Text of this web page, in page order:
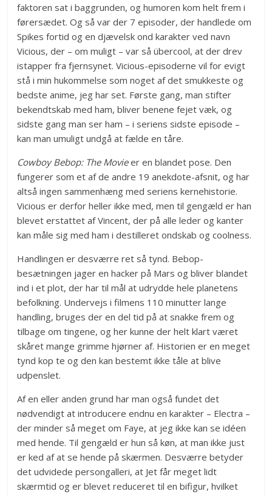
faktoren sat i baggrunden, og humoren kom helt frem i
førersædet. Og så var der 7 episoder, der handlede om
Spikes fortid og en djævelsk ond karakter ved navn
Vicious, der – om muligt – var så übercool, at der drev
istapper fra fjernsynet. Vicious-episoderne vil for evigt
stå i min hukommelse som noget af det smukkeste og
bedste anime, jeg har set. Første gang, man stifter
bekendtskab med ham, bliver benene fejet væk, og
sidste gang man ser ham – i seriens sidste episode –
kan man umuligt undgå at fælde en tåre.
Cowboy Bebop: The Movieer en blandet pose. Den
fungerer som et af de andre 19 anekdote-afsnit, og har
altså ingen sammenhæng med seriens kernehistorie.
Vicious er derfor heller ikke med, men til gengæld er han
blevet erstattet af Vincent, der på alle leder og kanter
kan måle sig med ham i destilleret ondskab og coolness.
Handlingen er desværre ret så tynd. Bebop-
besætningen jager en hacker på Mars og bliver blandet
ind i et plot, der har til mål at udrydde hele planetens
befolkning. Undervejs i filmens 110 minutter lange
handling, bruges der en del tid på at snakke frem og
tilbage om tingene, og her kunne der helt klart været
skåret mange grimme hjørner af. Historien er en meget
tynd kop te og den kan bestemt ikke tåle at blive
udpenslet.
Af en eller anden grund har man også fundet det
nødvendigt at introducere endnu en karakter – Electra –
der minder så meget om Faye, at jeg ikke kan se idéen
med hende. Til gengæld er hun så køn, at man ikke just
er ked af at se hende på skærmen. Desværre betyder
det udvidede persongalleri, at Jet får meget lidt
skærmtid og er blevet reduceret til en bifigur, hvilket